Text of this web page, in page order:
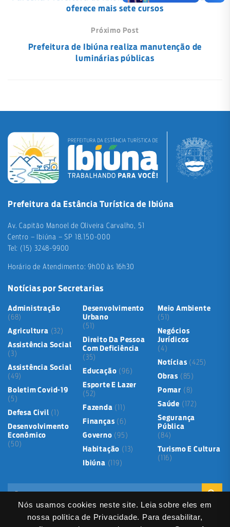
Nós usamos cookies neste site. Leia sobre eles em
nossa política de Privacidade. Para desabilitar,
oferece mais sete cursos
Próximo Post
Prefeitura de Ibiúna realiza manutenção de
luminárias públicas
Prefeitura da Estância Turística de Ibiúna
Av. Capitão Manoel de Oliveira Carvalho, 51
Centro – Ibiúna – SP 18.150-000
Tel: (15) 3248-9900
Horário de Atendimento: 9h00 às 16h30
Notícias por Secretarias
Administração
(68)
Agricultura (32)
Assistência Social
(3)
Assistência Social
(49)
Boletim Covid-19
(5)
Defesa Civil (1)
Desenvolvimento
Econômico
(50)
Desenvolvimento
Urbano
(51)
Direito Da Pessoa
Com Deficiência
(35)
Educação (96)
Esporte E Lazer
(52)
Fazenda (11)
Finanças (6)
Governo (95)
Habitação (13)
Ibiúna (119)
Meio Ambiente
(51)
Negócios
Jurídicos
(4)
Notícias (425)
Obras (85)
Pomar (8)
Saúde (172)
Segurança
Pública
(84)
Turismo E Cultura
(116)